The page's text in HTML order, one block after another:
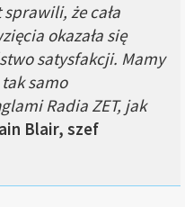
że cała
okazała się
satysfakcji. Mamy
samo
Radia ZET, jak
Blair, szef